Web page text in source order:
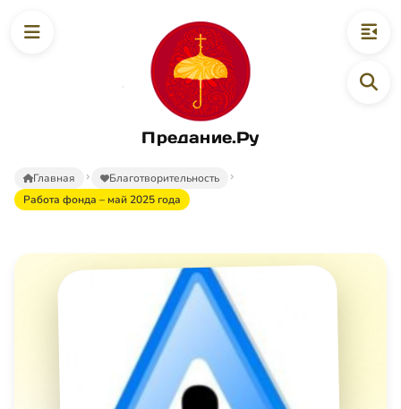
Предание.Ру
Главная
Благотворительность
Работа фонда – май 2025 года